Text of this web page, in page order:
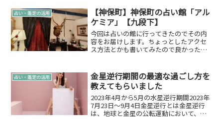
占い・鑑定の活用
【神保町】神保町の占い館「アル
ケミア」【九段下】
今回は占いの館に行ってきたのでその内
容をお届けします。ちょっとしたアクセ
ス方法とかも書いてみたので良かったら
ル」に動画を撮って載せたりもしたかっ
たのですが、動画の許...
占い・鑑定の活用
金星逆行期間の最適な過ごし方を
教えてもらいました
2023年4月から5月の水星逆行期間2023年
7月23日～9月4日金星逆行とは金星逆行
は、地球と金星の公転運動において、金